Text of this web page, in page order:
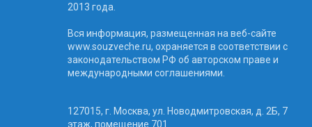
2013 года.
Вся информация, размещенная на веб-сайте
www.souzveche.ru, охраняется в соответствии с
законодательством РФ об авторском праве и
международными соглашениями.
127015, г. Москва, ул. Новодмитровская, д. 2Б, 7
этаж, помещение 701